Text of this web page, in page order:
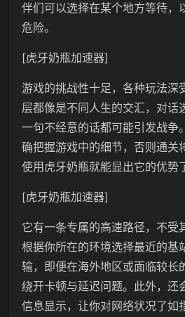
伴们可以选择在某个地方等待，
危险。
[虎牙奶瓶加速器]
游戏的挑战性十足，各种玩法深
层都像是不同人生的交汇，对话
一句不经意的话都可能引发战争
确把握游戏中的细节，否则通关
使用虎牙奶瓶就能显出它的优势
[虎牙奶瓶加速器]
它有一条专属的高速路径，不受
根据你所在的环境选择最近的基
输，即便在海外地区或面临较长
绕开卡顿与延迟问题。此外，还
信息显示，让你对网络状况了如